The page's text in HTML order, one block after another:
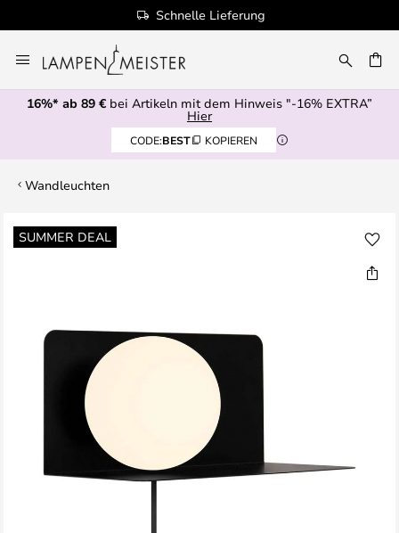
Schnelle Lieferung
Inhalt
springen
16%* ab 89 € bei Artikeln mit dem Hinweis "-16% EXTRA”
Hier
CODE:BEST KOPIEREN
Wandleuchten
SUMMER DEAL
Zum
Ende